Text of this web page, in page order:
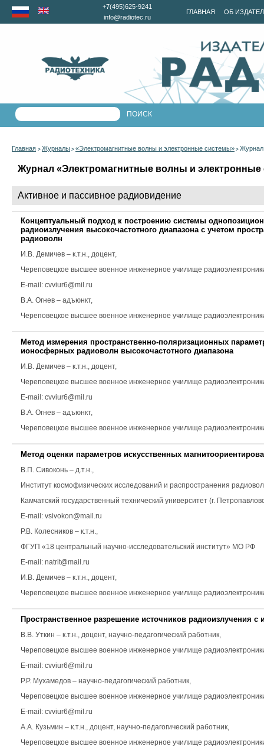
ГЛАВНАЯ ОБ
+7(495)625-9241
info@radiotec.ru
Главная > Журналы > «Электромагнитные волны и электронные системы» > Журнал
Журнал «Электромагнитные волны и электронные
Активное и пассивное радиовидение
Концептуальный подход к построению системы
радиоизлучения высокочастотного диапазона с учетом
радиоволн
И.В. Демичев – к.т.н., доцент,
Череповецкое высшее военное инженерное училище
E-mail: cvviur6@mil.ru
В.А. Огнев – адъюнкт,
Череповецкое высшее военное инженерное училище
Метод измерения пространственно-поляризационных
ионосферных радиоволн высокочастотного диапазона
И.В. Демичев – к.т.н., доцент,
Череповецкое высшее военное инженерное училище
E-mail: cvviur6@mil.ru
В.А. Огнев – адъюнкт,
Череповецкое высшее военное инженерное училище
Метод оценки параметров искусственных
В.П. Сивоконь – д.т.н.,
Институт космофизических исследований и распространения
Камчатский государственный технический университет (г.
E-mail: vsivokon@mail.ru
Р.В. Колесников – к.т.н.,
ФГУП «18 центральный научно-исследовательский институт» МО РФ
E-mail: natrit@mail.ru
И.В. Демичев – к.т.н., доцент,
Череповецкое высшее военное инженерное училище
Пространственное разрешение источников радиоизлучения с
В.В. Уткин – к.т.н., доцент, научно-педагогический работник,
Череповецкое высшее военное инженерное училище
E-mail: cvviur6@mil.ru
Р.Р. Мухамедов – научно-педагогический работник,
Череповецкое высшее военное инженерное училище
E-mail: cvviur6@mil.ru
А.А. Кузьмин – к.т.н., доцент, научно-педагогический работник,
Череповецкое высшее военное инженерное училище